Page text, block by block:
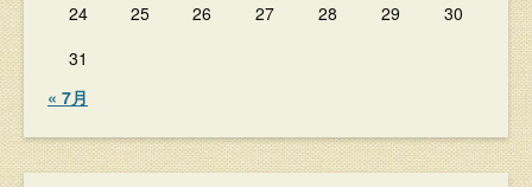
24
25 26 27 28 29
30
31
« 7月